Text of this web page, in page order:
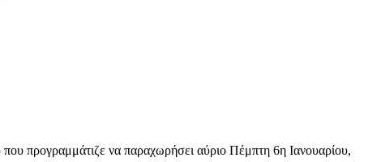
προγραμμάτιζε να παραχωρήσει αύριο Πέμπτη 6η Ιανουαρίου,